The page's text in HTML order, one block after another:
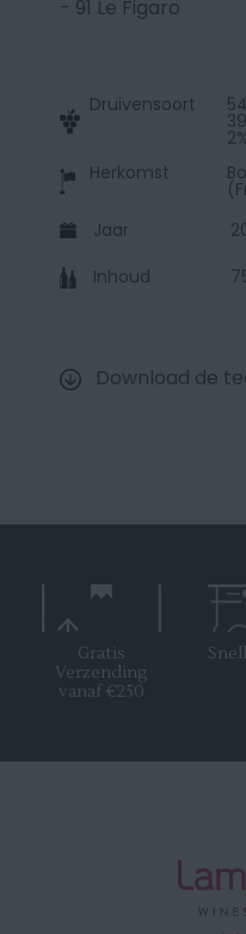
- 91 Le Figaro
Druivensoort
Herkomst
Jaar
Inhoud
Download de
Gratis
Verzending
vanaf €250